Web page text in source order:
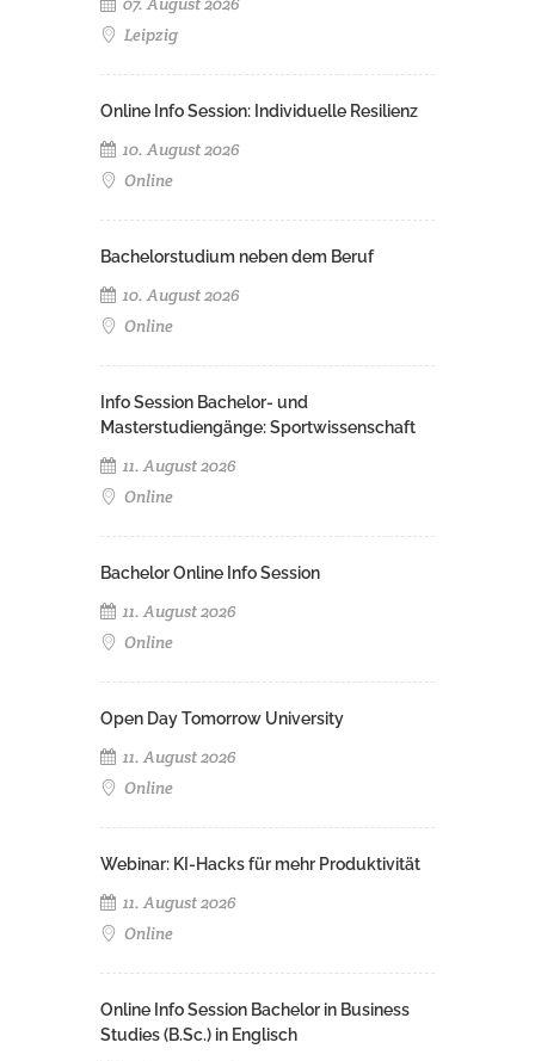
Leipzig
Online Info Session: Individuelle Resilienz
10. August 2026
Online
Bachelorstudium neben dem Beruf
10. August 2026
Online
Info Session Bachelor- und
Masterstudiengänge: Sportwissenschaft
11. August 2026
Online
Bachelor Online Info Session
11. August 2026
Online
Open Day Tomorrow University
11. August 2026
Online
Webinar: KI-Hacks für mehr Produktivität
11. August 2026
Online
Online Info Session Bachelor in Business
Studies (B.Sc.) in Englisch